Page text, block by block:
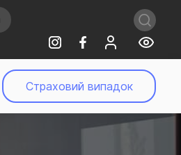
Страховий випадок